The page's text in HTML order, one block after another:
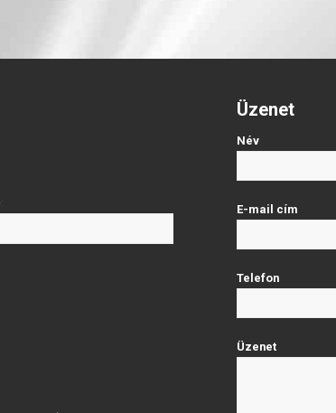
Üzenet
Név
E-mail cím
Telefon
Üzenet